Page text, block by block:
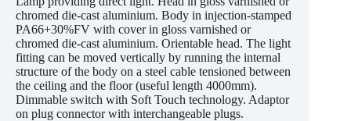
chromed die-cast aluminium. Body in injection-stamped
PA66+30%FV with cover in gloss varnished or
chromed die-cast aluminium. Orientable head. The light
fitting can be moved vertically by running the internal
structure of the body on a steel cable tensioned between
the ceiling and the floor (useful length 4000mm).
Dimmable switch with Soft Touch technology. Adaptor
on plug connector with interchangeable plugs.